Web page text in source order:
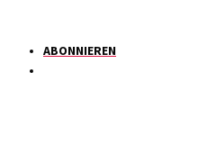
ABONNIEREN